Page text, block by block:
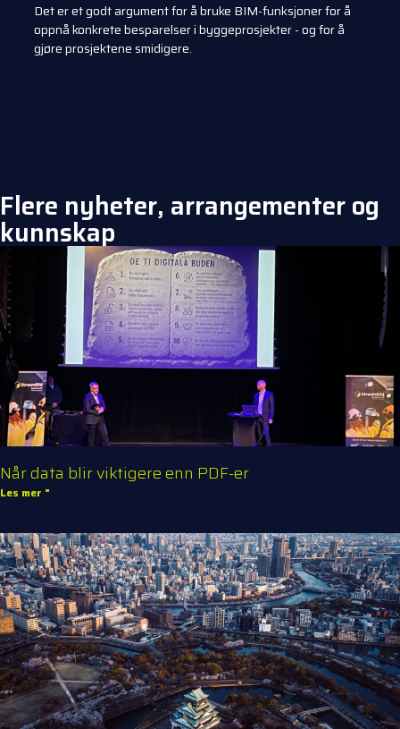
Det er et godt argument for å bruke BIM-funksjoner for å
oppnå konkrete besparelser i byggeprosjekter - og for å
gjøre prosjektene smidigere.
Flere nyheter, arrangementer og
kunnskap
Når data blir viktigere enn PDF-er
Les mer "